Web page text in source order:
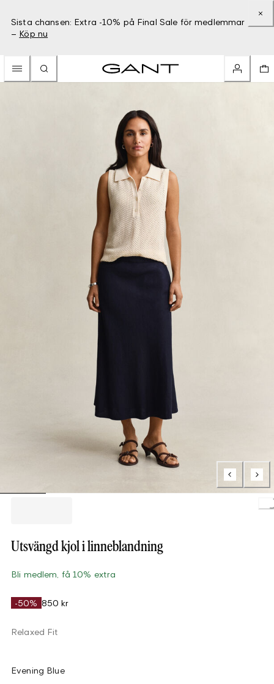
Sista chansen: Extra -10% på Final Sale för medlemmar
– Köp nu
Utsvängd kjol i linneblandning
Bli medlem, få 10% extra
-50% 850 kr
Relaxed Fit
Evening Blue